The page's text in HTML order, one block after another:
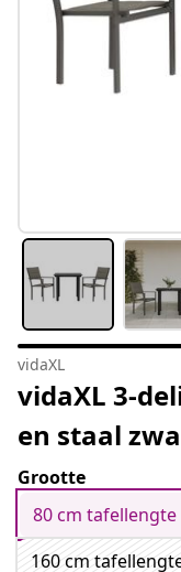
vidaXL
vidaXL 3-
en staal
Grootte
80 cm tafellengte
160 cm